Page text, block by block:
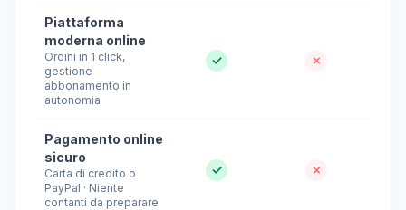
Piattaforma
moderna online
Ordini in 1 click,
gestione
abbonamento in
autonomia
✓ ✗
Pagamento online
sicuro
Carta di credito o
PayPal · Niente
contanti da preparare
✓ ✗